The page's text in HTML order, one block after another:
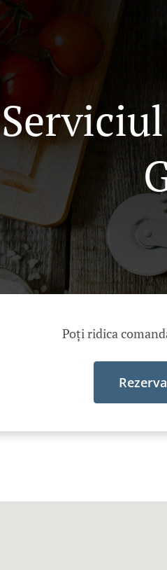
Poți ridica